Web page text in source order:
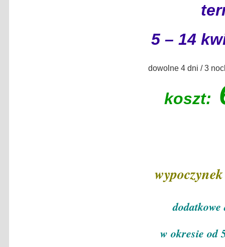
5 – 14
dowolne 4 dni / 3
koszt:
w okresie od